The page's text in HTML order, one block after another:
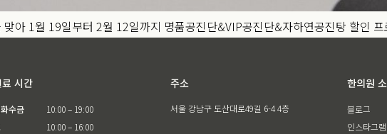
아 1월 19일부터 2월 12일까지 명품공진단&VIP공진단&자하연공진탕 할인
료 시간
수금
10:00 – 19:00
10:00 – 16:00
주소
서울 강남구 도산대로49길 6-4 4층
한의원
블로그
인스타그램